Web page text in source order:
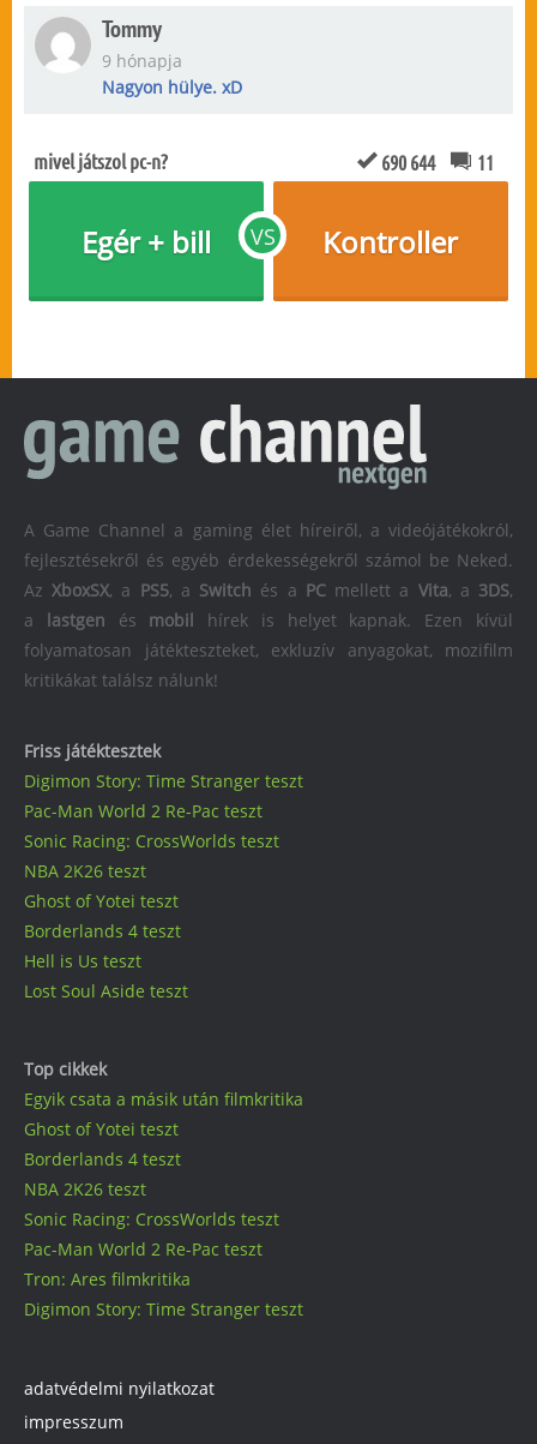
Tommy
9 hónapja
Nagyon hülye. xD
mivel játszol pc-n? 690 644 11
VS
Egér + bill Kontroller
Friss játéktesztek
Digimon Story: Time Stranger teszt
Pac-Man World 2 Re-Pac teszt
Sonic Racing: CrossWorlds teszt
NBA 2K26 teszt
Ghost of Yotei teszt
Borderlands 4 teszt
Hell is Us teszt
Lost Soul Aside teszt
Top cikkek
Egyik csata a másik után filmkritika
Ghost of Yotei teszt
Borderlands 4 teszt
NBA 2K26 teszt
Sonic Racing: CrossWorlds teszt
Pac-Man World 2 Re-Pac teszt
Tron: Ares filmkritika
Digimon Story: Time Stranger teszt
A Game Channel a gaming élet híreiről, a videójátékokról,
fejlesztésekről és egyéb érdekességekről számol be Neked.
AzXboxSX, a PS5, a Switch és a PCmellett a Vita, a 3DS,
a lastgen és mobil hírek is helyet kapnak. Ezen kívül
folyamatosan játékteszteket, exkluzív anyagokat, mozifilm
kritikákat találsz nálunk!
adatvédelmi nyilatkozat
impresszum